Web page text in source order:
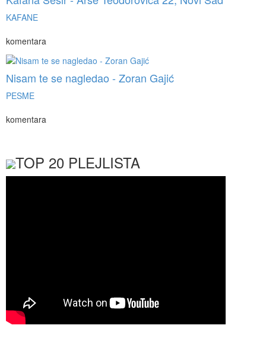
KAFANE
komentara
Nisam te se nagledao - Zoran Gajić
PESME
komentara
TOP 20 PLEJLISTA